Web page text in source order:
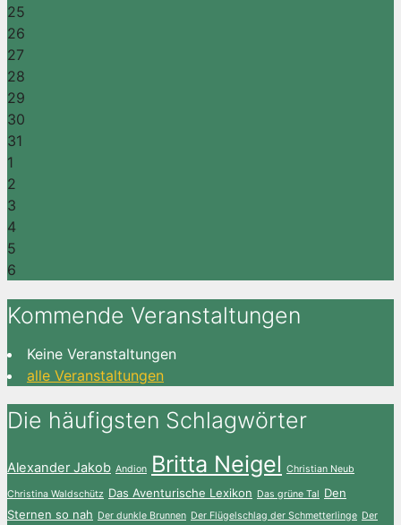
25
26
27
28
29
30
31
1
2
3
4
5
6
Kommende Veranstaltungen
Keine Veranstaltungen
alle Veranstaltungen
Die häufigsten Schlagwörter
Alexander Jakob Andion Britta Neigel Christian Neub
Christina Waldschütz Das Aventurische Lexikon Das grüne Tal Den
Sternen so nah Der dunkle Brunnen Der Flügelschlag der Schmetterlinge Der